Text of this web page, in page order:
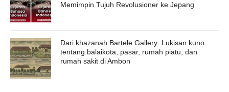
Memimpin Tujuh Revolusioner ke Jepang
Dari khazanah Bartele Gallery: Lukisan kuno
tentang balaikota, pasar, rumah piatu, dan
rumah sakit di Ambon